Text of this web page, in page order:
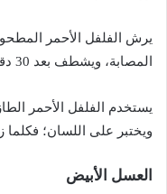
يرش الفلفل الأحمر
المصابة، ويشطف بعد 30 دقيقة.
يستخدم الفلفل الأحمر
ويختبر على اللسان؛
العسل الأبيض